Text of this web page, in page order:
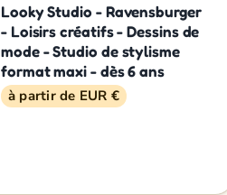
Looky Studio - Ravensburger
- Loisirs créatifs - Dessins de
mode - Studio de stylisme
format maxi - dès 6 ans
à partir de EUR €